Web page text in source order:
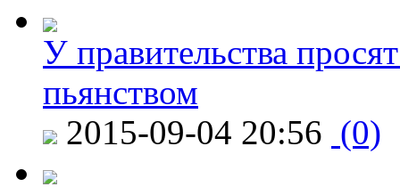
У правительства
пьянством
2015-09-04 20:56 (0)